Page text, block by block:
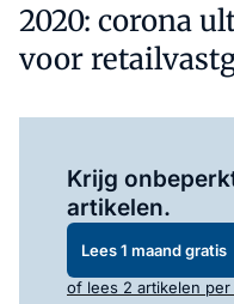
2020: corona
voor
Krijg
artikelen.
Lees 1 maand gratis
of lees 2 artikelen per